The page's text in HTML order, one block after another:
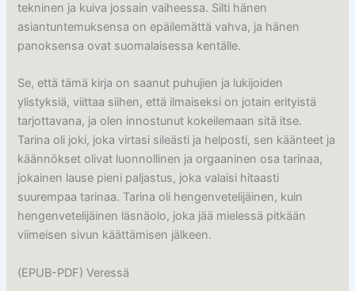
tekninen ja kuiva jossain vaiheessa. Silti hänen
asiantuntemuksensa on epäilemättä vahva, ja hänen
panoksensa ovat suomalaisessa kentälle.
Se, että tämä kirja on saanut puhujien ja lukijoiden
ylistyksiä, viittaa siihen, että ilmaiseksi on jotain erityistä
tarjottavana, ja olen innostunut kokeilemaan sitä itse.
Tarina oli joki, joka virtasi sileästi ja helposti, sen käänteet ja
käännökset olivat luonnollinen ja orgaaninen osa tarinaa,
jokainen lause pieni paljastus, joka valaisi hitaasti
suurempaa tarinaa. Tarina oli hengenvetelijäinen, kuin
hengenvetelijäinen läsnäolo, joka jää mielessä pitkään
viimeisen sivun käättämisen jälkeen.
(EPUB-PDF) Veressä